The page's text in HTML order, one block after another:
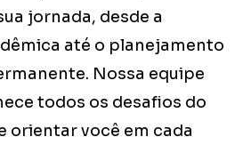
jornada, desde a
até o planejamento
Nossa equipe
todos os desafios do
orientar você em cada